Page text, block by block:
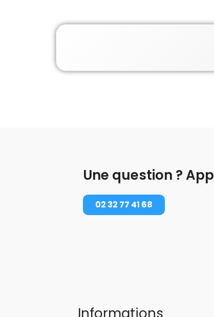
Une question ?
02 32 77 41 68